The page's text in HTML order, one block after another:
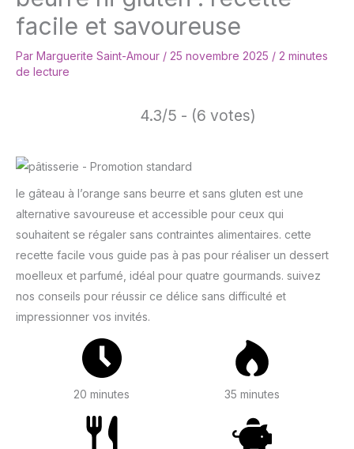
facile et savoureuse
Par Marguerite Saint-Amour / 25 novembre 2025 / 2 minutes
de lecture
4.3/5 - (6 votes)
le gâteau à l’orange sans beurre et sans gluten est une
alternative savoureuse et accessible pour ceux qui
souhaitent se régaler sans contraintes alimentaires. cette
recette facile vous guide pas à pas pour réaliser un dessert
moelleux et parfumé, idéal pour quatre gourmands. suivez
nos conseils pour réussir ce délice sans difficulté et
impressionner vos invités.
20 minutes 35 minutes